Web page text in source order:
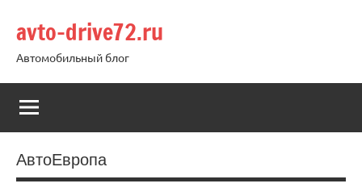
содержимому
avto-drive72.ru
Автомобильный блог
АвтоЕвропа